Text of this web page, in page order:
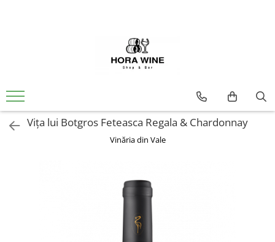
Extra Brut
Sec
Ice WineVița lui Botgros Feteasca Regala & Chardonnay
Vinăria din Vale